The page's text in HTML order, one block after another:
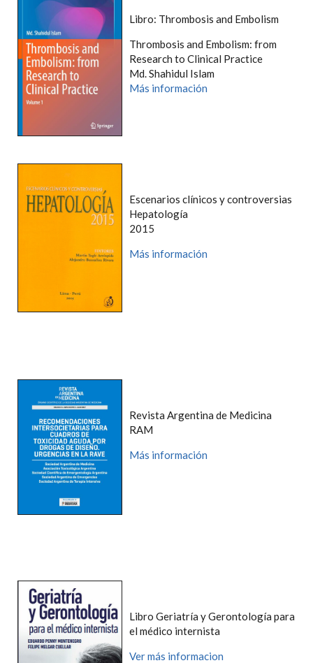
Libro: Thrombosis and Embolism
Thrombosis and Embolism: from
Research to Clinical Practice
Md. Shahidul Islam
Más información
Escenarios clínicos y controversias
Hepatología
2015
Más información
Revista Argentina de Medicina
RAM
Más información
Libro Geriatría y Gerontología para
el médico internista
Ver más informacion